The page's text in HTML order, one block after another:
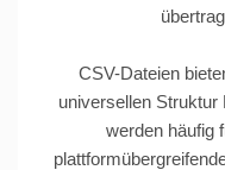
CSV-Dateien
universellen Struktur
werden häufig